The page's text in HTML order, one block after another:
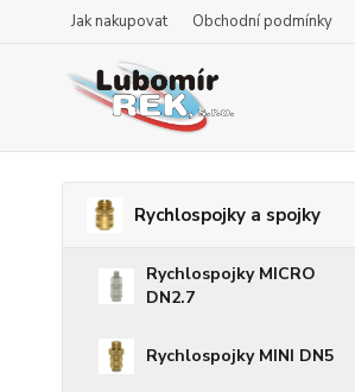
Jak nakupovat Obchodní podmínky
Rychlospojky a spojky
Rychlospojky MICRO
DN2.7
Rychlospojky MINI DN5